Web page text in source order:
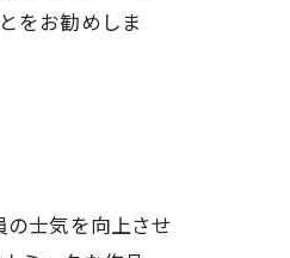
をお勧めしま
士気を向上させ